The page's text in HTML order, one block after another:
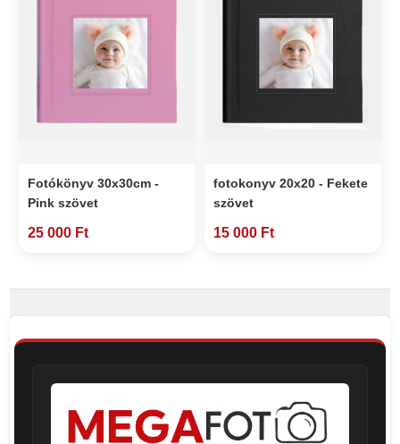
Fotókönyv 30x30cm -
Pink szövet
25 000 Ft
fotokonyv 20x20 - Fekete
szövet
15 000 Ft